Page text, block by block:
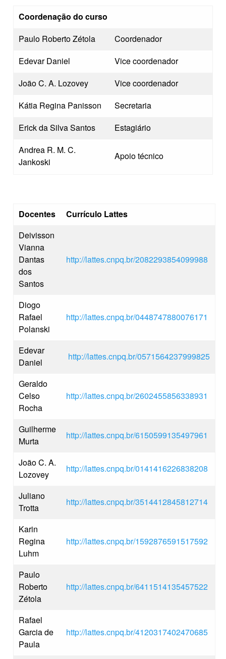
Coordenação do curso
Paulo Roberto Zétola
Coordenador
Edevar Daniel
Vice coordenador
João C. A. Lozovey
Vice coordenador
Kátia Regina Panisson
Secretaria
Erick da Silva Santos
Estagiário
Andrea R. M. C.
Jankoski
Apoio técnico
Docentes
Currículo Lattes
Deivisson
Vianna
Dantas
dos
Santos
http://lattes.cnpq.br/2082293854099988
Diogo
Rafael
Polanski
http://lattes.cnpq.br/0448747880076171
Edevar
Daniel
http://lattes.cnpq.br/0571564237999825
Geraldo
Celso
Rocha
http://lattes.cnpq.br/2602455856338931
Guilherme
Murta
http://lattes.cnpq.br/6150599135497961
João C. A.
Lozovey
http://lattes.cnpq.br/0141416226838208
Juliano
Trotta
http://lattes.cnpq.br/3514412845812714
Karin
Regina
Luhm
http://lattes.cnpq.br/1592876591517592
Paulo
Roberto
Zétola
http://lattes.cnpq.br/6411514135457522
Rafael
Garcia de
Paula
http://lattes.cnpq.br/4120317402470685